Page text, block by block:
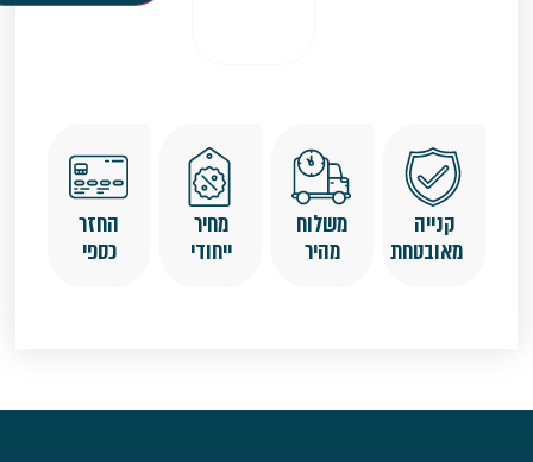
קנייה
מאובטחת
משלוח
מהיר
מחיר
ייחודי
החזר
כספי